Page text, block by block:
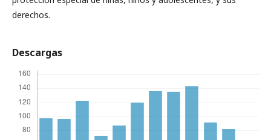
derechos.
Descargas